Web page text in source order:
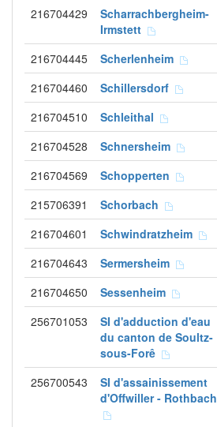
216704429
Scharrachbergheim-
Irmstett
216704445 Scherlenheim
216704460 Schillersdorf
216704510 Schleithal
216704528 Schnersheim
216704569 Schopperten
215706391 Schorbach
216704601 Schwindratzheim
216704643 Sermersheim
216704650 Sessenheim
256701053
SI d'adduction d'eau
du canton de Soultz-
sous-Forê
256700543
SI d'assainissement
d'Offwiller - Rothbach